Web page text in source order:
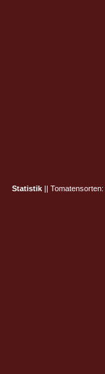
Statistik|| Tomatensorten: